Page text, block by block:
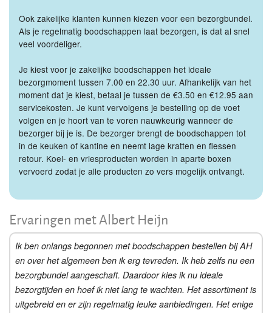
Ook zakelijke klanten kunnen kiezen voor een bezorgbundel.
Als je regelmatig boodschappen laat bezorgen, is dat al snel
veel voordeliger.
Je kiest voor je zakelijke boodschappen het ideale
bezorgmoment tussen 7.00 en 22.30 uur. Afhankelijk van het
moment dat je kiest, betaal je tussen de €3.50 en €12.95 aan
servicekosten. Je kunt vervolgens je bestelling op de voet
volgen en je hoort van te voren nauwkeurig wanneer de
bezorger bij je is. De bezorger brengt de boodschappen tot
in de keuken of kantine en neemt lage kratten en flessen
retour. Koel- en vriesproducten worden in aparte boxen
vervoerd zodat je alle producten zo vers mogelijk ontvangt.
Ervaringen met Albert Heijn
Ik ben onlangs begonnen met boodschappen bestellen bij AH
en over het algemeen ben ik erg tevreden. Ik heb zelfs nu een
bezorgbundel aangeschaft. Daardoor kies ik nu ideale
bezorgtijden en hoef ik niet lang te wachten. Het assortiment is
uitgebreid en er zijn regelmatig leuke aanbiedingen. Het enige